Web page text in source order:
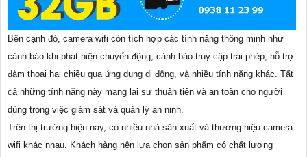
Bên cạnh đó, camera wifi còn tích hợp các tính năng thông minh như
cảnh báo khi phát hiện chuyển động, cảnh báo truy cập trái phép, hỗ trợ
đàm thoại hai chiều qua ứng dụng di động, và nhiều tính năng khác. Tất
cả những tính năng này mang lại sự thuận tiện và an toàn cho người
dùng trong việc giám sát và quản lý an ninh.
Trên thị trường hiện nay, có nhiều nhà sản xuất và thương hiệu camera
wifi khác nhau. Khách hàng nên lựa chọn sản phẩm có chất lượng